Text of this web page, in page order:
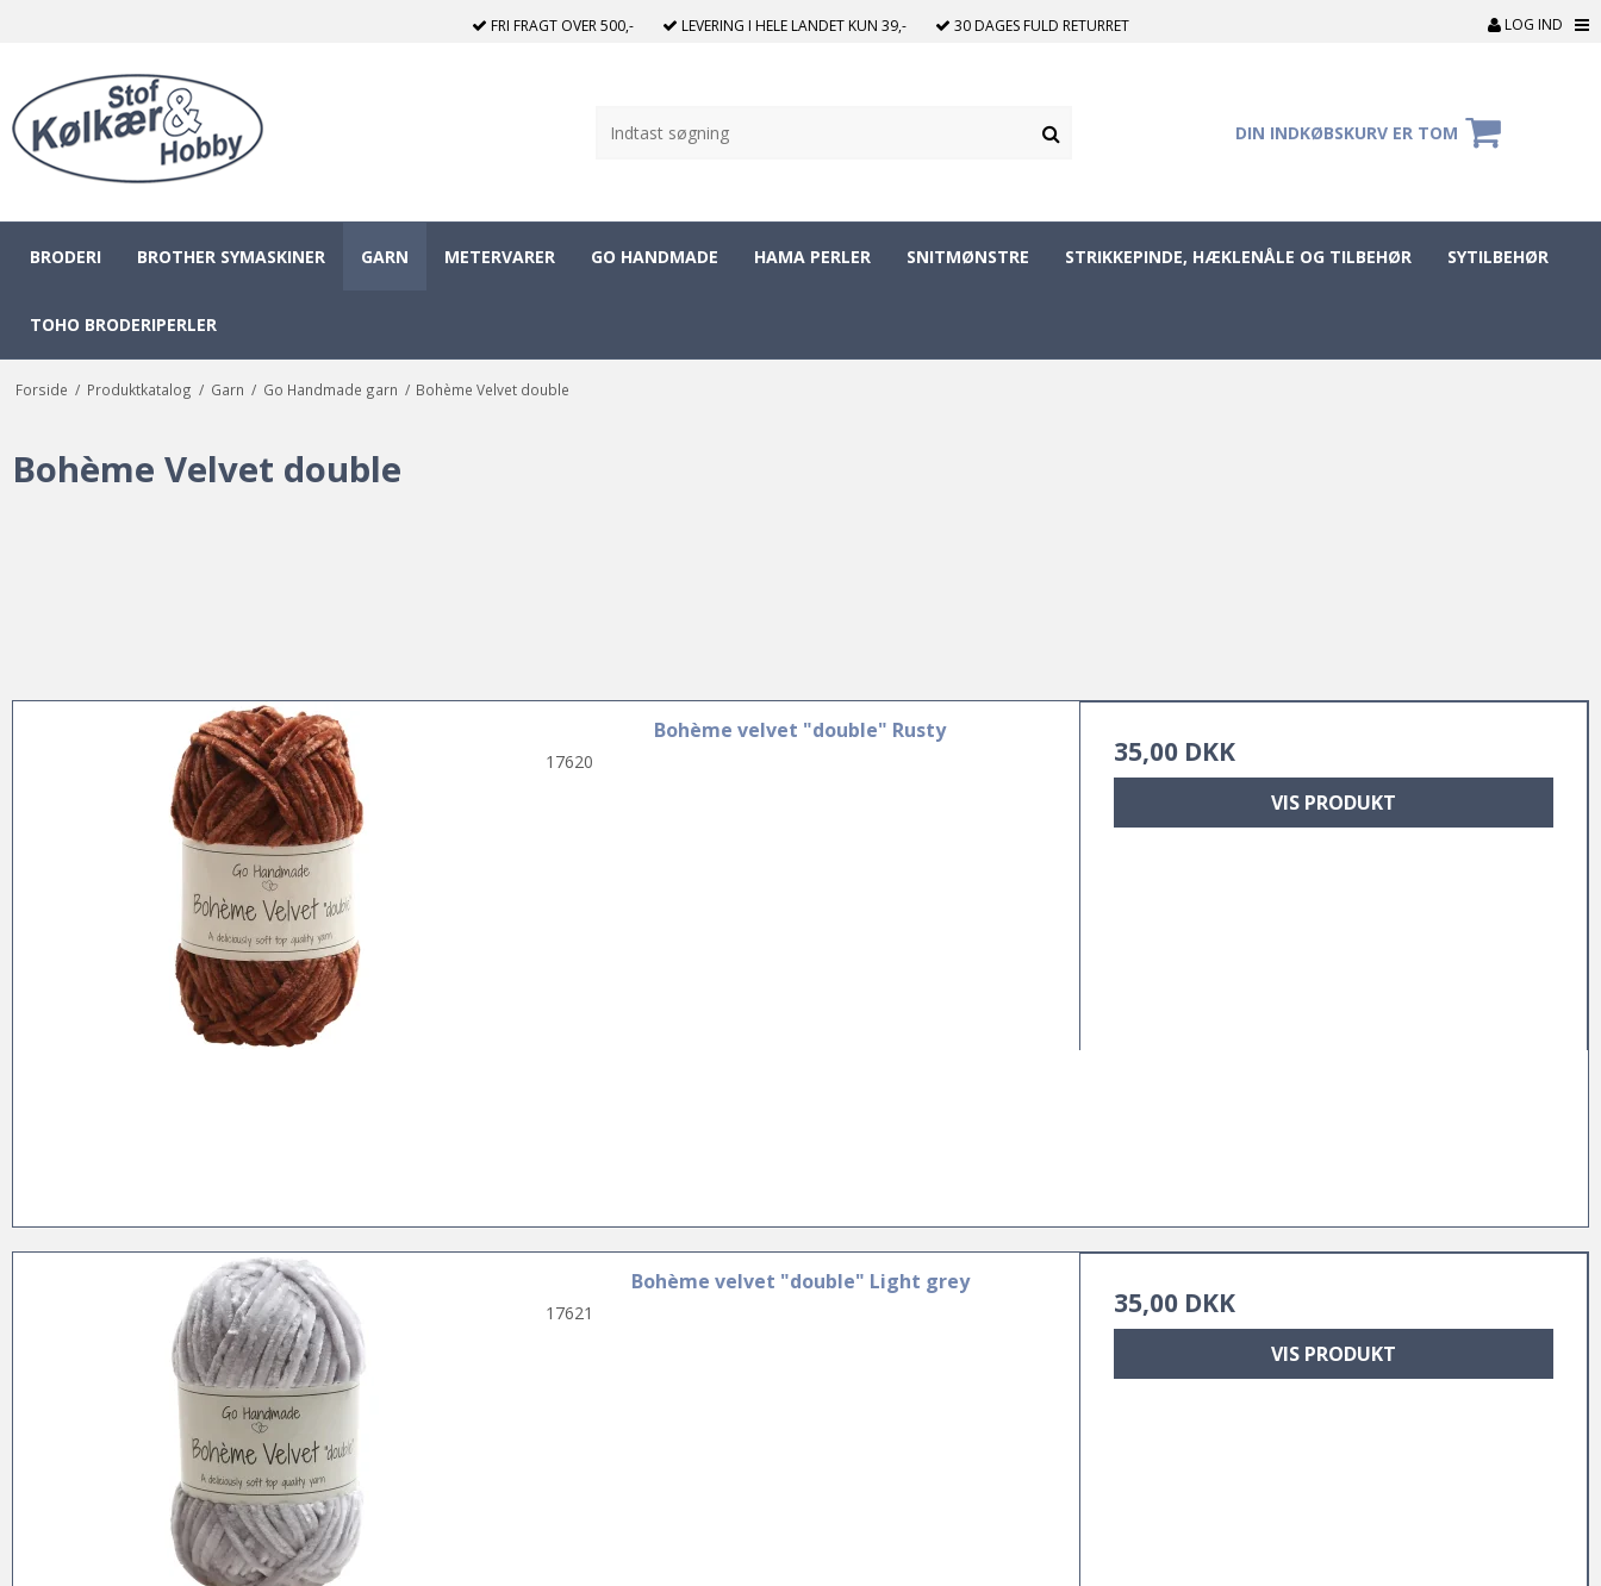
FRI FRAGT OVER 500,- LEVERING I HELE LANDET KUN 39,- 30 DAGES FULD RETURRET LOG IND
DIN INDKØBSKURV ER TOM
BRODERI BROTHER SYMASKINER GARN METERVARER GO HANDMADE HAMA PERLER SNITMØNSTRE STRIKKEPINDE, HÆKLENÅLE OG TILBEHØR SYTILBEHØR
TOHO BRODERIPERLER
Forside / Produktkatalog / Garn / Go Handmade garn / Bohème Velvet double
Bohème Velvet double
Bohème velvet "double" Rusty
17620 35,00 DKK
VIS PRODUKT
Bohème velvet "double" Light grey
17621 35,00 DKK
VIS PRODUKT